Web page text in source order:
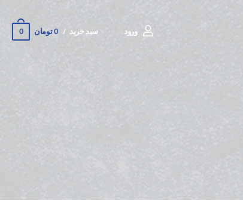
ورود سبد خرید 0 تومان 0